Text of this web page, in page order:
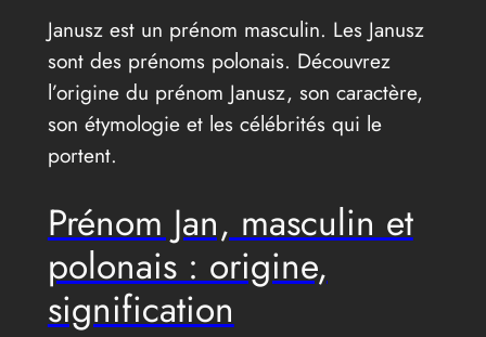
Janusz est un prénom masculin. Les Janusz
sont des prénoms polonais. Découvrez
l’origine du prénom Janusz, son caractère,
son étymologie et les célébrités qui le
portent.
Prénom Jan, masculin et
polonais : origine,
signification